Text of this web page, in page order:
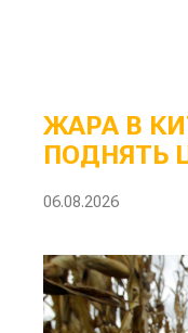
ЖАРА В
ПОДНЯТЬ
06.08.2026